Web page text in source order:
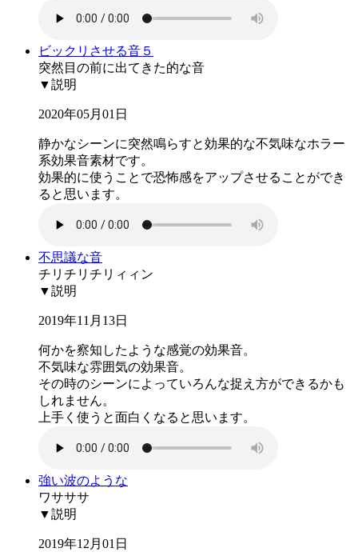
ビックリさせる音５
突然目の前に出てきた的な音
▼説明
2020年05月01日
静かなシーンに突然鳴らすと効果的な不気味なホラー
系効果音素材です。
効果的に使うことで恐怖感をアップさせることができ
ると思います。
不思議な音
チリチリチリィィン
▼説明
2019年11月13日
何かを察知したような感覚の効果音。
不気味な雰囲気の効果音。
その時のシーンによっていろんな捉え方ができるかも
しれません。
上手く使うと面白くなると思います。
強い波のような
ワサササ
▼説明
2019年12月01日